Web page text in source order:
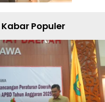
Kabar Populer